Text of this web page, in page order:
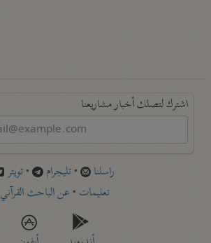
اشترك لتصلك أخبار مشاريعنا
راسلنا •تليجرام •تويتر
تعليمات •عن الباحث القرآني